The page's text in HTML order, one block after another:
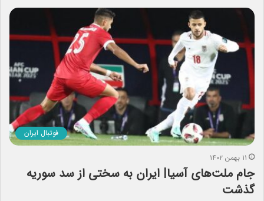
فوتبال ایران
۱۱ بهمن ۱۴۰۲
جام ملت‌های آسیا| ایران به سختی از سد سوریه
گذشت